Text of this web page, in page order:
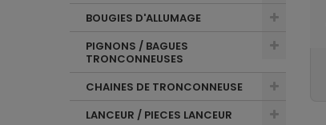
BOUGIES D'ALLUMAGE
PIGNONS / BAGUES
TRONCONNEUSES
CHAINES DE TRONCONNEUSE
LANCEUR / PIECES LANCEUR